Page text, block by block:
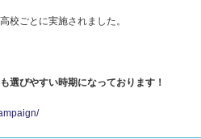
ごとに実施されました。
選びやすい時期になっております！